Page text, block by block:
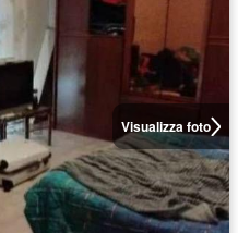
Visualizza foto